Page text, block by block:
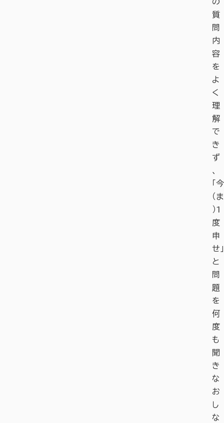
質
問
内
容
を
よ
く
理
解
で
き
ず
、
「今
（ま
）1
度
申
せ」
と
問
題
を
何
度
も
聞
き
な
お
し
な